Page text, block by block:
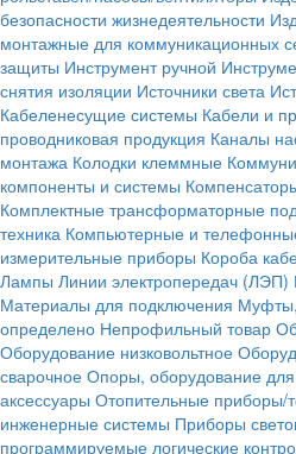
безопасности жизнедеятельности
монтажные для коммуникационных
защиты Инструмент ручной
снятия изоляции Источники света
Кабеленесущие системы Кабели и
проводниковая продукция Каналы
монтажа Колодки клеммные
компоненты и системы
Комплектные трансформаторные
техника Компьютерные и
измерительные приборы Короба
Лампы Линии электропередач (ЛЭП)
Материалы для подключения Муфты,
определено Непрофильный товар
Оборудование низковольтное
сварочное Опоры, оборудование
аксессуары Отопительные приборы/
инженерные системы Приборы
программируемые логические